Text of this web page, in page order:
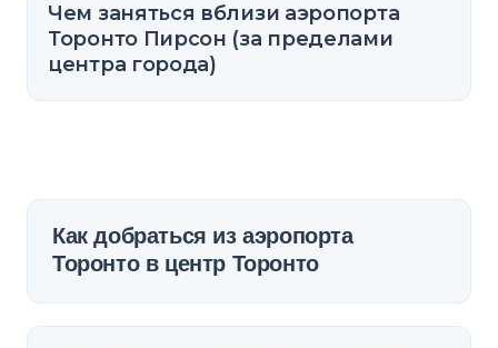
Чем заняться вблизи аэропорта
Торонто Пирсон (за пределами
центра города)
Как добраться из аэропорта
Торонто в центр Торонто